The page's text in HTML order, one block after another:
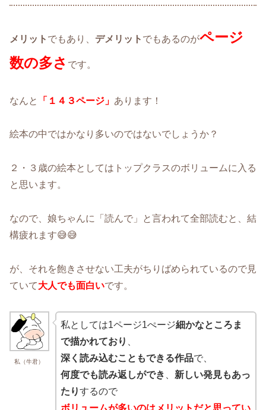
メリット でもあり、 デメリット でもあるのがページ
数の多さ です。
なんと 「１４３ページ」 あります！
絵本の中ではかなり多いのではないでしょうか？
２・３歳の絵本としてはトップクラスのボリュームに入る
と思います。
なので、娘ちゃんに「読んで」と言われて全部読むと、結
構疲れます😅😅
が、それを飽きさせない工夫がちりばめられているので見
ていて大人でも面白いです。
私（牛君）
私としては1ページ1ぺージ細かなところま
で描かれており
深く読み込むこともできる作品で、
何度でも読み返しができ
新しい発見もあっ
たりするので
ボリュームが多いのはメリットだと思ってい